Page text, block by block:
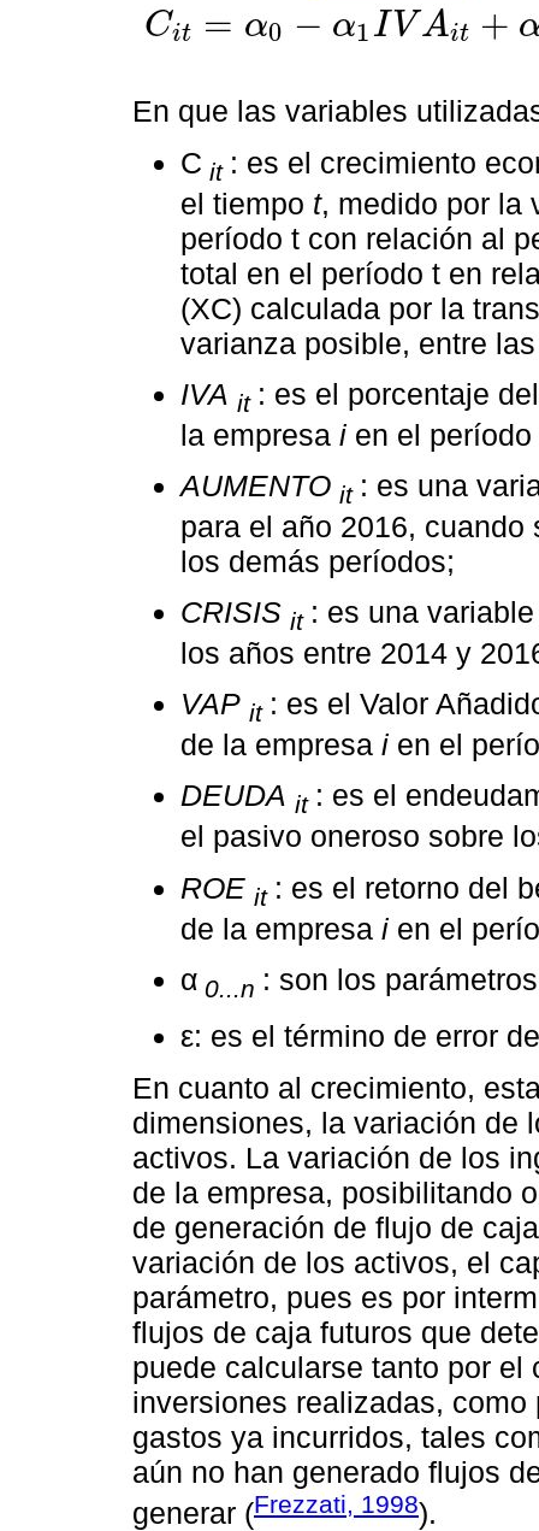
Cit = α0 − α1I V Ait +
Cit=α0 α1IV it+α2 UME NTO t+α 3C RISISit+ α4VA Pit
En que las variables
C it : es el crecimiento
el tiempo t, medido por la
período t con relación al
total en el período t en
(XC) calculada por la
varianza posible, entre
IVA it : es el porcentaje
la empresa i en el período
AUMENTO it : es una
para el año 2016, cuando
los demás períodos;
CRISIS it : es una
los años entre 2014 y
VAP it : es el Valor
de la empresa i en el
DEUDA it : es el
el pasivo oneroso sobre
ROE it : es el retorno del
de la empresa i en el
α 0...n : son los
ε: es el término de error
En cuanto al crecimiento,
dimensiones, la variación de
activos. La variación de los
de la empresa, posibilitando
de generación de flujo de
variación de los activos, el
parámetro, pues es por
flujos de caja futuros que
puede calcularse tanto por
inversiones realizadas,
gastos ya incurridos, tales
aún no han generado flujos
generar (Frezzati, 1998).